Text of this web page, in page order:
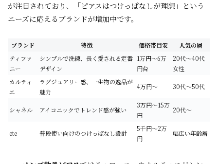
が注目されており、「ピアスはつけっぱなしが理想」という
ニーズに応えるブランドが増加中です。
ブランド 特徴 価格帯目安
人気の層
ティファ
ニー
シンプルで洗練、長く愛される定番
デザイン
1万円～6万
円台
20代～40代
女性
カルティ
エ
ラグジュアリー感、一生物の逸品が
魅力
4万円～ 30代～50代
シャネル アイコニックでトレンド感が強い
3万円～15万
円
20代～
ete 普段使い向けのつけっぱなし設計
5千円～2万
円
幅広い年齢層